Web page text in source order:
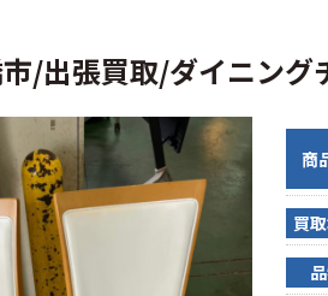
/出張買取/ダイニング
商
買